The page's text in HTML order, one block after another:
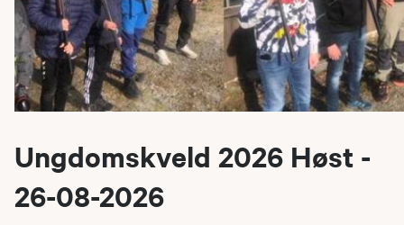
Ungdomskveld 2026 Høst -
26-08-2026